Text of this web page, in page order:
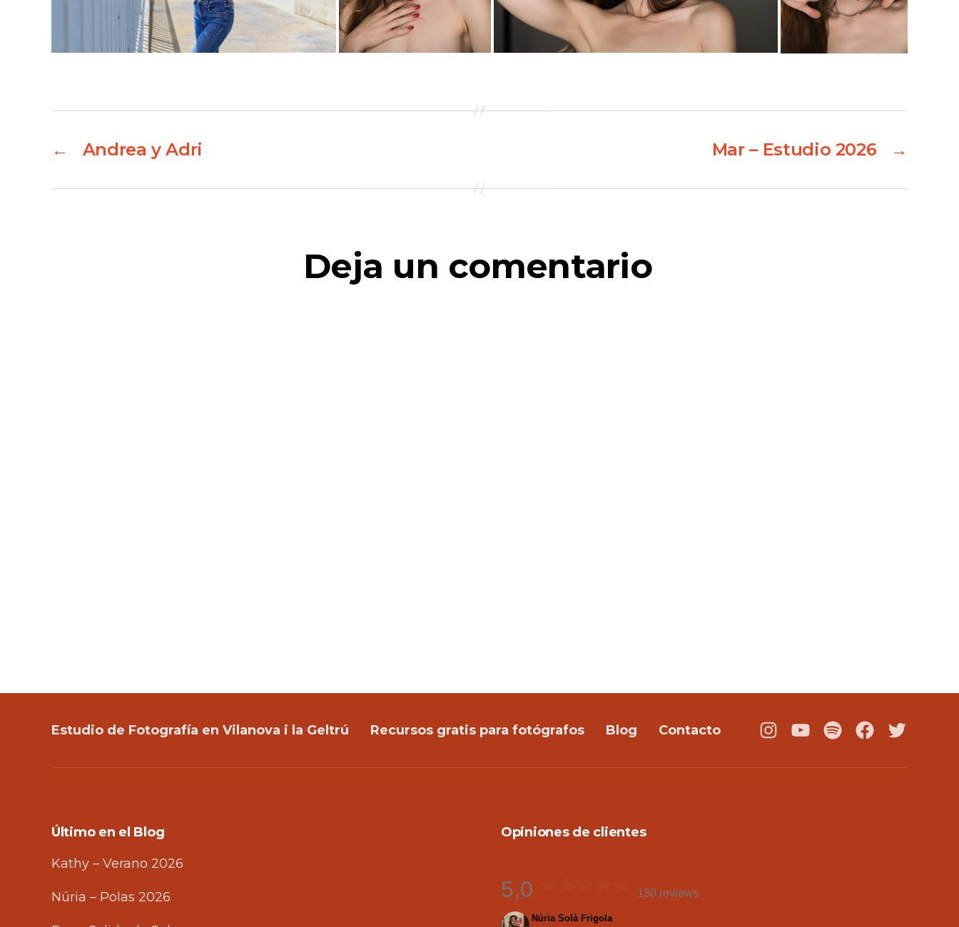
← Andrea y Adri →
Mar – Estudio 2026
Deja un comentario
Estudio de Fotografía en Vilanova i la Geltrú Recursos gratis para fotógrafos Blog Contacto
Instagram
YoutubePodcastFacebook
Twitter
Último en el Blog
Kathy – Verano 2026
Núria – Polas 2026
Opiniones de clientes
5,0 130 reviews
Núria Solà Frigola